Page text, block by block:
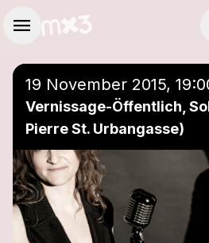
menu
19 November 2015,
Vernissage-Öffentlich,
Pierre St. Urbangasse)
Einer Playlist hinzufügen